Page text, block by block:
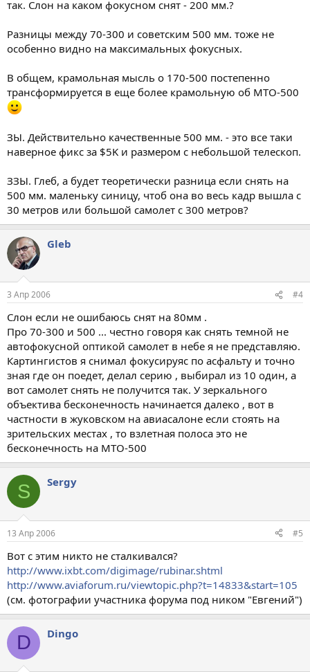
так. Слон на каком фокусном снят - 200 мм.?
Разницы между 70-300 и советским 500 мм. тоже не
особенно видно на максимальных фокусных.
В общем, крамольная мысль о 170-500 постепенно
трансформируется в еще более крамольную об МТО-500
ЗЫ. Действительно качественные 500 мм. - это все таки
наверное фикс за $5K и размером с небольшой телескоп.
ЗЗЫ. Глеб, а будет теоретически разница если снять на
500 мм. маленьку синицу, чтоб она во весь кадр вышла с
30 метров или большой самолет с 300 метров?
Gleb
3 Апр 2006 #4
Слон если не ошибаюсь снят на 80мм .
Про 70-300 и 500 ... честно говоря как снять темной не
автофокусной оптикой самолет в небе я не представляю.
Картингистов я снимал фокусируяс по асфальту и точно
зная где он поедет, делал серию , выбирал из 10 один, а
вот самолет снять не получится так. У зеркального
объектива бесконечность начинается далеко , вот в
частности в жуковском на авиасалоне если стоять на
зрительских местах , то взлетная полоса это не
бесконечность на МТО-500
S Sergy
13 Апр 2006 #5
Вот с этим никто не сталкивался?
http://www.ixbt.com/digimage/rubinar.shtml
http://www.aviaforum.ru/viewtopic.php?t=14833&start=105
(см. фотографии участника форума под ником "Евгений")
D Dingo